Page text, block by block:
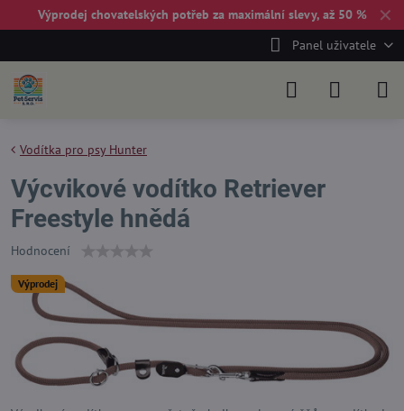
✕
Výprodej chovatelských potřeb za maximální slevy, až 50 %
Panel uživatele
Výprodej
Vodítka pro psy Hunter
Výcvikové vodítko Retriever
Freestyle hnědá
Hodnocení